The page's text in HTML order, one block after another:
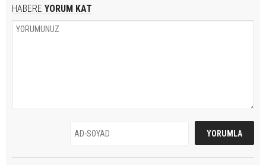
HABERE YORUM KAT